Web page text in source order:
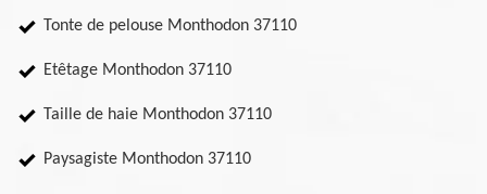
Tonte de pelouse Monthodon 37110
Etêtage Monthodon 37110
Taille de haie Monthodon 37110
Paysagiste Monthodon 37110